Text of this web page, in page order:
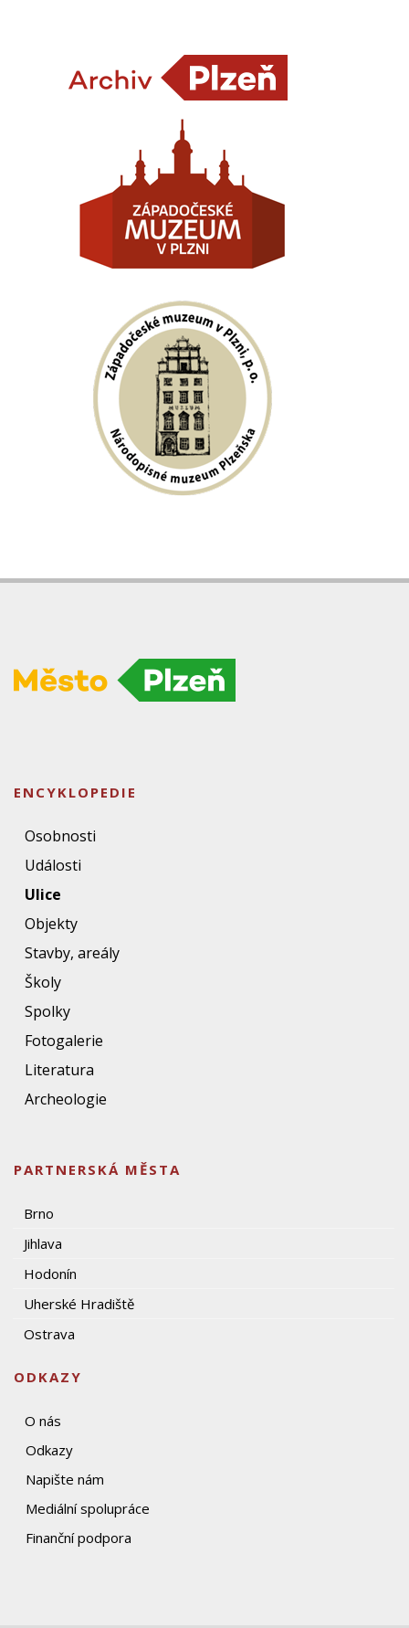
ENCYKLOPEDIE
Osobnosti
Události
Ulice
Objekty
Stavby, areály
Školy
Spolky
Fotogalerie
Literatura
Archeologie
PARTNERSKÁ MĚSTA
Brno
Jihlava
Hodonín
Uherské Hradiště
Ostrava
ODKAZY
O nás
Odkazy
Napište nám
Mediální spolupráce
Finanční podpora